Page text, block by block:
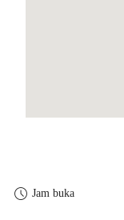
Jam buka